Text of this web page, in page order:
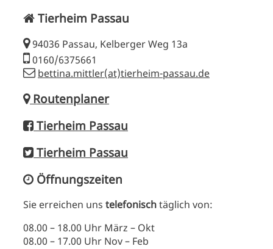
Tierheim Passau
94036 Passau, Kelberger Weg 13a
0160/6375661
bettina.mittler(at)tierheim-passau.de
Routenplaner
Tierheim Passau
Tierheim Passau
Öffnungszeiten
Sie erreichen uns telefonischtäglich von:
08.00 – 18.00 Uhr März – Okt
08.00 – 17.00 Uhr Nov – Feb